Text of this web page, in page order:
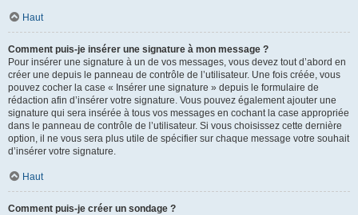
Haut
Comment puis-je insérer une signature à mon message ?
Pour insérer une signature à un de vos messages, vous devez tout d’abord en
créer une depuis le panneau de contrôle de l’utilisateur. Une fois créée, vous
pouvez cocher la case « Insérer une signature » depuis le formulaire de
rédaction afin d’insérer votre signature. Vous pouvez également ajouter une
signature qui sera insérée à tous vos messages en cochant la case appropriée
dans le panneau de contrôle de l’utilisateur. Si vous choisissez cette dernière
option, il ne vous sera plus utile de spécifier sur chaque message votre souhait
d’insérer votre signature.
Haut
Comment puis-je créer un sondage ?